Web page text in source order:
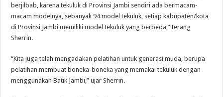
berjilbab, karena tekuluk di Provinsi Jambi sendiri ada bermacam-
macam modelnya, sebanyak 94 model tekuluk, setiap kabupaten/kota
di Provinsi Jambi memiliki model tekuluk yang berbeda,” terang
Sherrin.
“Kita juga telah mengadakan pelatihan untuk generasi muda, berupa
pelatihan membuat boneka-boneka yang memakai tekuluk dengan
menggunakan Batik Jambi,” ujar Sherrin.